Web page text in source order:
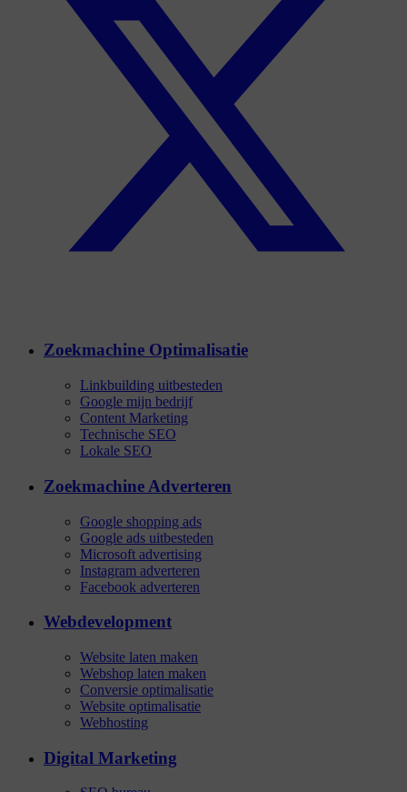
Zoekmachine Optimalisatie
Linkbuilding uitbesteden
Google mijn bedrijf
Content Marketing
Technische SEO
Lokale SEO
Zoekmachine Adverteren
Google shopping ads
Google ads uitbesteden
Microsoft advertising
Instagram adverteren
Facebook adverteren
Webdevelopment
Website laten maken
Webshop laten maken
Conversie optimalisatie
Website optimalisatie
Webhosting
Digital Marketing